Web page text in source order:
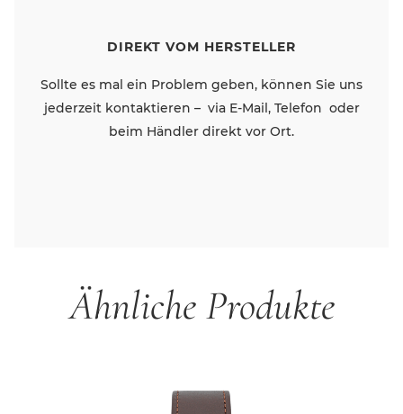
DIREKT VOM HERSTELLER
Sollte es mal ein Problem geben, können Sie uns
jederzeit kontaktieren – via E-Mail, Telefon oder
beim Händler direkt vor Ort.
Ähnliche Produkte